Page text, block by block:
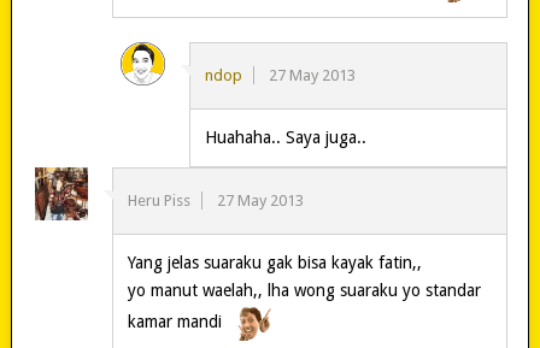
ndop 27 May 2013
Huahaha.. Saya juga..
Heru Piss 27 May 2013
Yang jelas suaraku gak bisa kayak fatin,,
yo manut waelah,, lha wong suaraku yo standar
kamar mandi